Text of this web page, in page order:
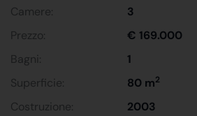
Camere:
3
Prezzo:
€ 169.000
Bagni:
1
Superficie:
80 m2
Costruzione: 2003